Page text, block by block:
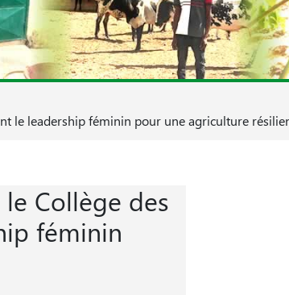
le leadership féminin pour une agriculture
Collège des
féminin